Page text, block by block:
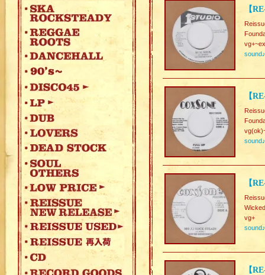
【
sound♪
【
sound♪
【
vg+
sound♪
【